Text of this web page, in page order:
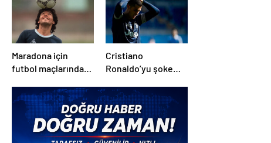
Maradona için
futbol maçlarında
yapılacak
Cristiano
Ronaldo’yu şoke
Juventus…